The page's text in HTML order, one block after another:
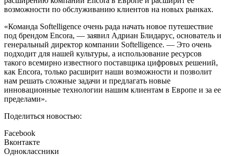
возможности по обслуживанию клиентов на новых рынках.
«Команда Softelligence очень рада начать новое путешествие
под брендом Encora, — заявил Адриан Блидарус, основатель и
генеральный директор компании Softelligence. — Это очень
подходит для нашей культуры, а использование ресурсов
такого всемирно известного поставщика цифровых решений,
как Encora, только расширит наши возможности и позволит
нам решать сложные задачи и предлагать новые
инновационные технологии нашим клиентам в Европе и за ее
пределами».
Поделиться новостью:
Facebook
Вконтакте
Одноклассники